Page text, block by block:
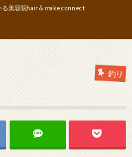
る美容院hair & make connect
釣り